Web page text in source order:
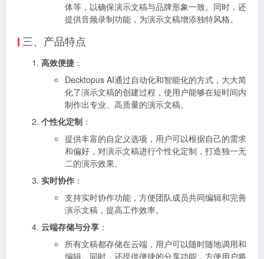
体等，以确保演示文稿与品牌形象一致。同时，还
提供音频录制功能，为演示文稿增添独特风格。
三、产品特点
高效便捷 ：
Decktopus AI通过自动化和智能化的方式，大大简
化了演示文稿的创建过程，使用户能够在短时间内
制作出专业、高质量的演示文稿。
个性化定制 ：
提供丰富的自定义选项，用户可以根据自己的需求
和偏好，对演示文稿进行个性化定制，打造独一无
二的演示效果。
实时协作 ：
支持实时协作功能，方便团队成员共同编辑和完善
演示文稿，提高工作效率。
云端存储与分享 ：
所有文稿都存储在云端，用户可以随时随地调用和
编辑。同时，还提供便捷的分享功能，方便用户将